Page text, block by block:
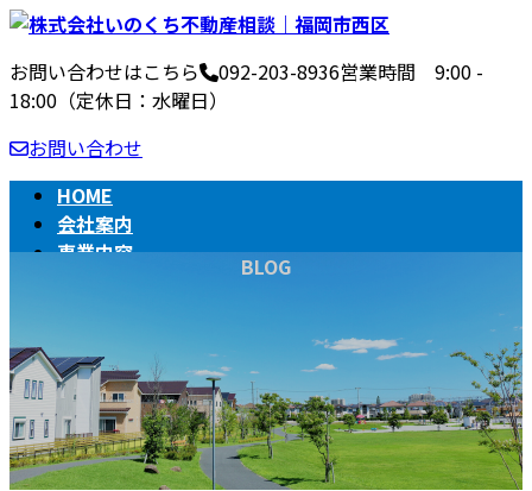
コ
テ
ン
ツ
へ
ッ
ナ
ゲ
ー
シ
ョ
移
お問い合わせはこちら 092-203-8936営業時間 9:00 -
18:00（定休日：水曜日）
お問い合わせ
HOME
会社案内
事業内容
BLOG